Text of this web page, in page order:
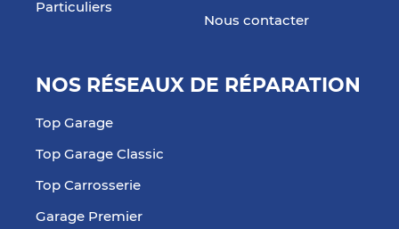
Particuliers
Nous contacter
NOS RÉSEAUX DE RÉPARATION
Top Garage
Top Garage Classic
Top Carrosserie
Garage Premier